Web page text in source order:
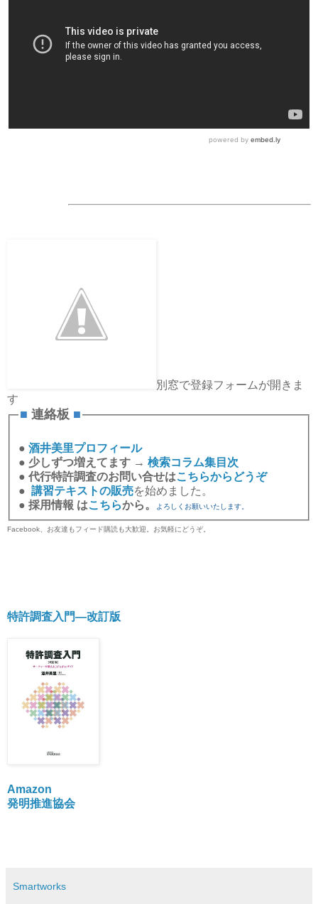
別窓で登録フォームが開きま
す
■ 連絡板 ■
● 酒井美里プロフィール
● 少しずつ増えてます → 検索コラム集目次
● 代行特許調査のお問い合せはこちらからどうぞ
● 講習テキストの販売を始めました。
● 採用情報 はこちらから。 よろしくお願いいたします。
Facebook、お友達もフィード購読も大歓迎。お気軽にどうぞ。
特許調査入門―改訂版
Amazon
発明推進協会
Smartworks